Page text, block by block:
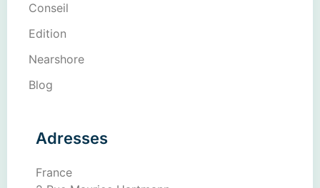
Conseil
Edition
Nearshore
Blog
Adresses
France